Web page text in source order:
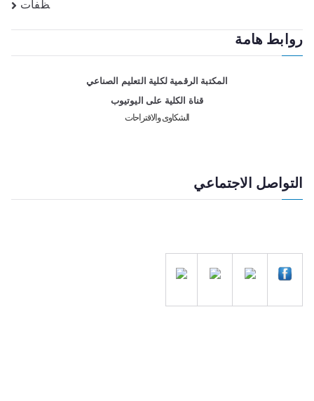
ظفات
روابط هامة
المكتبة الرقمية لكلية التعليم الصناعي
قناة الكلية على اليوتيوب
الشكاوى والاقتراحات
التواصل الاجتماعي